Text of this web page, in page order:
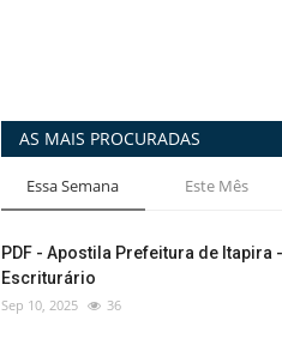
AS MAIS PROCURADAS
Essa Semana Este Mês
PDF - Apostila Prefeitura de Itapira
Escriturário
Sep 10, 2025 36